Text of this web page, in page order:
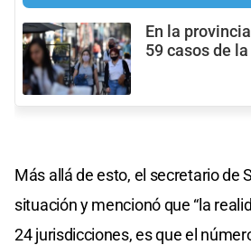
En la
59 casos de
Más allá de esto, el secretario de
situación y mencionó que “la
24 jurisdicciones, es que el